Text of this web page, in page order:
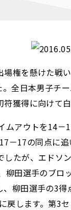
場権を懸けた
全日本男子チ
獲得に向けて
ムアウトを14
－17の同点に
たが、エドソ
柳田選手のブ
、柳田選手の3
戻します。第3